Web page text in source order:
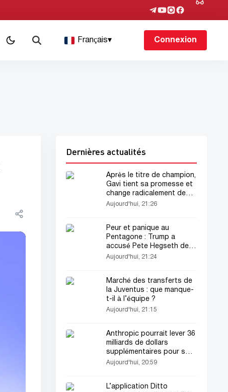
Français▾ Connexion
Dernières actualités
Après le titre de champion,
Gavi tient sa promesse et
change radicalement de
look
Aujourd'hui, 21:26
Peur et panique au
Pentagone : Trump a
accusé Pete Hegseth de la
défaite en Iran
Aujourd'hui, 21:24
Marché des transferts de
la Juventus : que manque-
t-il à l’équipe ?
Aujourd'hui, 21:15
Anthropic pourrait lever 36
milliards de dollars
supplémentaires pour son
infrastructure
Aujourd'hui, 20:59
L’application Ditto